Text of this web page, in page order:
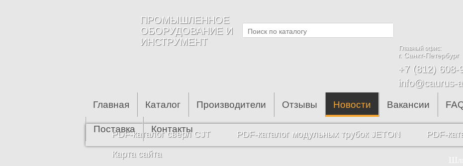
ПРОМЫШЛЕННОЕ
ОБОРУДОВАНИЕ И
ИНСТРУМЕНТ
Главный офис:
г. Санкт-Петербург
+7 (812) 608-
info@caurus-
Главная Каталог Производители Отзывы Новости Вакансии
Поставка Контакты
PDF-каталог сверл CJT PDF-каталог модульных трубок JETON
PDF-
Карта сайта